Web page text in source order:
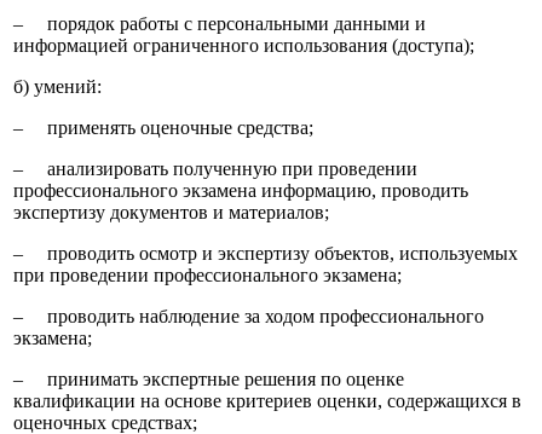
‒ порядок работы с персональными данными и
информацией ограниченного использования (доступа);
б) умений:
‒ применять оценочные средства;
‒ анализировать полученную при проведении
профессионального экзамена информацию, проводить
экспертизу документов и материалов;
‒ проводить осмотр и экспертизу объектов, используемых
при проведении профессионального экзамена;
‒ проводить наблюдение за ходом профессионального
экзамена;
‒ принимать экспертные решения по оценке
квалификации на основе критериев оценки, содержащихся в
оценочных средствах;